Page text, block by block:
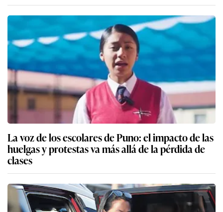
La voz de los escolares de Puno: el impacto de las
huelgas y protestas va más allá de la pérdida de
clases